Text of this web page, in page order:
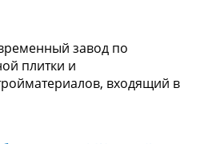
завод по
плитки и
входящий в